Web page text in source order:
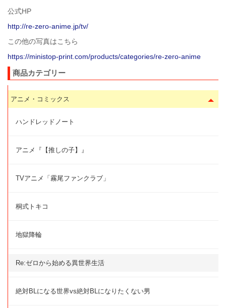
公式HP
http://re-zero-anime.jp/tv/
この他の写真はこちら
https://ministop-print.com/products/categories/re-zero-anime
商品カテゴリー
アニメ・コミックス
ハンドレッドノート
アニメ『【推しの子】』
TVアニメ「霧尾ファンクラブ」
桐式トキコ
地獄降輪
Re:ゼロから始める異世界生活
絶対BLになる世界vs絶対BLになりたくない男